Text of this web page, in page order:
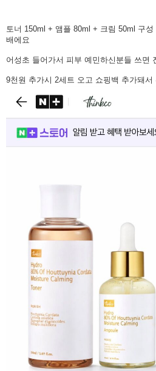
토너 150ml + 앰플 80ml + 크림 50ml 구
배에요
어성초 들어가서 피부 예민하신분들 쓰면
9천원 추가시 2세트 오고 쇼핑백 추가돼